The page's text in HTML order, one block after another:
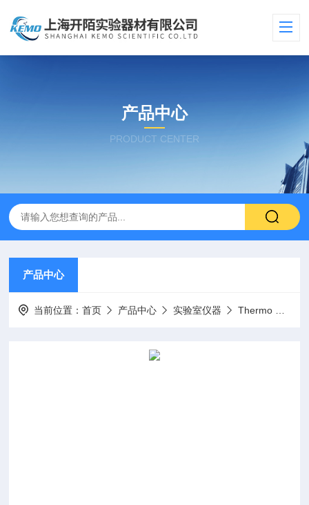
产品中心
PRODUCT CENTER
产品中心
当前位置：首页 产品中心 实验室仪器 Thermo 搅拌器 加热板